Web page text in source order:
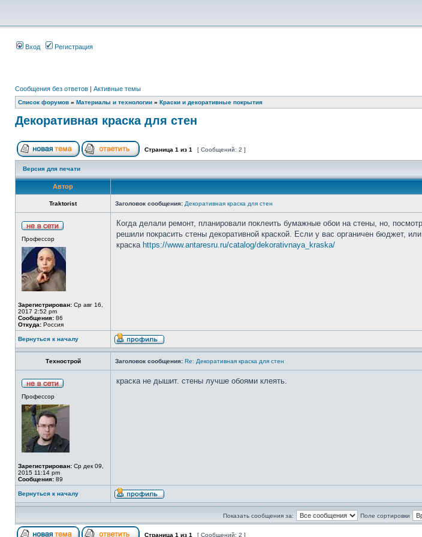
Вход Регистрация
Сообщения без ответов | Активные темы
Список форумов » Материалы и технологии » Краски и декоративные покрытия
Декоративная краска для стен
Страница 1 из 1 [ Сообщений: 2 ]
Версия для печати
Автор
Traktorist Заголовок сообщения: Декоративная краска для стен
Профессор
Зарегистрирован: Ср авг 16,
2017 2:52 pm
Сообщения: 86
Откуда: Россия
Когда делали ремонт, планировали поклеить бумажные обои на стены, но,
решили покрасить стены декоративной краской. Если у вас органичен бюджет,
краска https://www.antaresru.ru/catalog/dekorativnaya_kraska/
Вернуться к началу
Технострой Заголовок сообщения: Re: Декоративная краска для стен
Профессор
Зарегистрирован: Ср дек 09,
2015 11:14 pm
Сообщения: 89
краска не дышит. стены лучше обоями клеять.
Вернуться к началу
Показать сообщения за: Поле сортировки
Страница 1 из 1 [ Сообщений: 2 ]